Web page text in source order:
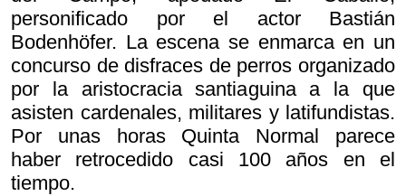
personificado por el actor Bastián
Bodenhöfer. La escena se enmarca en un
concurso de disfraces de perros organizado
por la aristocracia santiaguina a la que
asisten cardenales, militares y latifundistas.
Por unas horas Quinta Normal parece
haber retrocedido casi 100 años en el
tiempo.